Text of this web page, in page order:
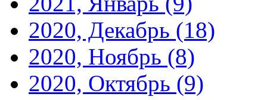
2020, Декабрь (18)
2020, Ноябрь (8)
2020, Октябрь (9)